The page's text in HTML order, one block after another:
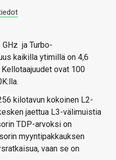
GHz ja Turbo-
kaikilla ytimillä on 4,6
ovat 100
kilotavun kokoinen L2-
jaettua L3-välimuistia
TDP-arvoksi on
myyntipakkauksen
vaan se on